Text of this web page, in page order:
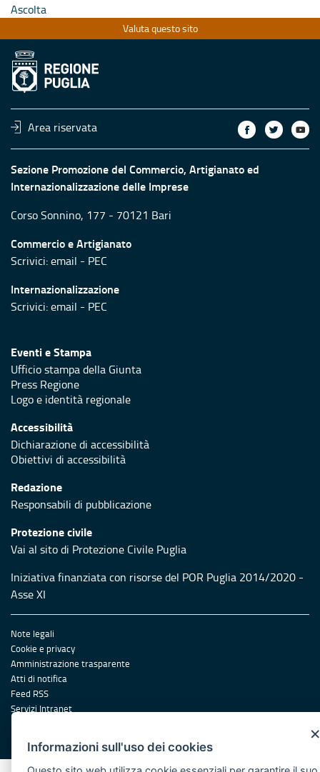
Ascolta
Valuta questo sito
Area riservata
Sezione Promozione del Commercio, Artigianato ed
Internazionalizzazione delle Imprese
Corso Sonnino, 177 - 70121 Bari
Commercio e Artigianato
Scrivici:email - PEC
Internazionalizzazione
Scrivici:email - PEC
Eventi e Stampa
Ufficio stampa della Giunta
Press Regione
Logo e identità regionale
Accessibilità
Dichiarazione di accessibilità
Obiettivi di accessibilità
Redazione
Responsabili di pubblicazione
Protezione civile
Vai al sito di Protezione Civile Puglia
Iniziativa finanziata con risorse del POR Puglia 2014/2020 -
Asse XI
Note legali
Cookie e privacy
Amministrazione trasparente
Atti di notifica
Feed RSS
Servizi Intranet
© Regione Puglia ×
Informazioni sull'uso dei cookies